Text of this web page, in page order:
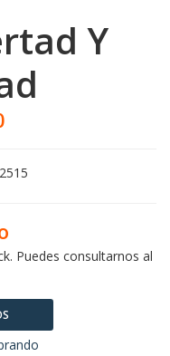
Y
Puedes consultarnos al